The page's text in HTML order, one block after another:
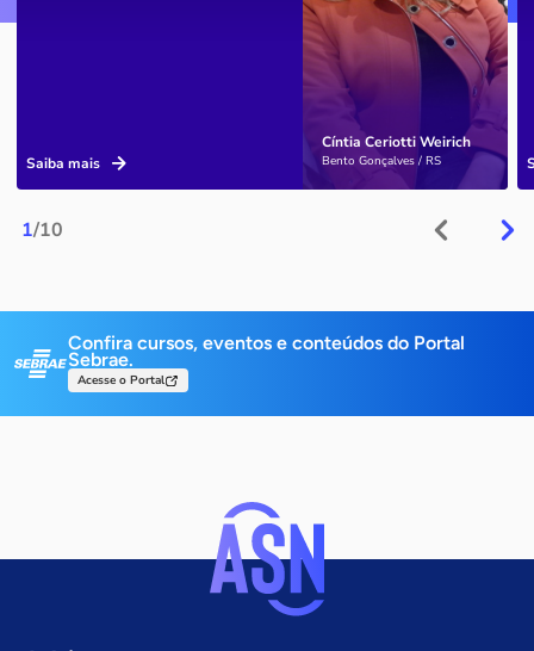
1/10
Cíntia Ceriotti Weirich
Bento Gonçalves / RS
Saiba mais
Confira cursos, eventos e conteúdos do Portal
Sebrae.
Acesse o Portal